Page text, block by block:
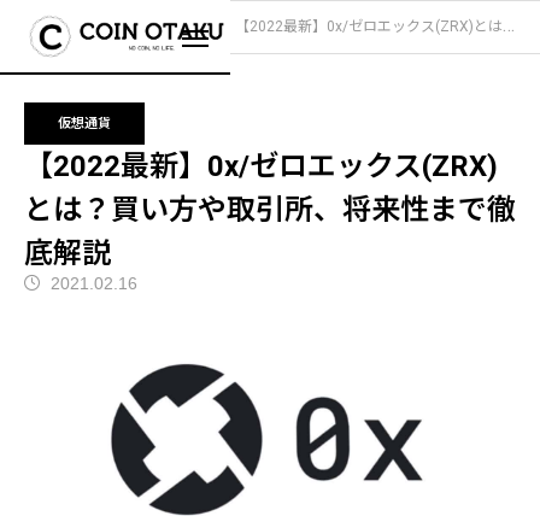
ブログ 仮想通貨 【2022最新】0x/ゼロエックス(ZRX)とは？買い方や取引所、将来性まで徹底解説
仮想通貨
【2022最新】0x/ゼロエックス(ZRX)
とは？買い方や取引所、将来性まで徹
底解説
2021.02.16